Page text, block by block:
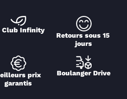
Club Infinity
Retours sous 15
jours
prix
garantis
Boulanger Drive